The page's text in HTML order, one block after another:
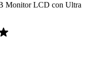
Monitor LCD con Ultra